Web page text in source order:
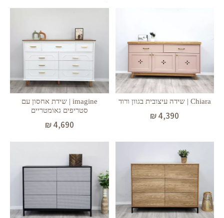
Chiara | שידה עיצובית בגוון ורוד
₪4,390
imagine | שידת אחסון עם
סטריפים גאומטריים
₪4,690